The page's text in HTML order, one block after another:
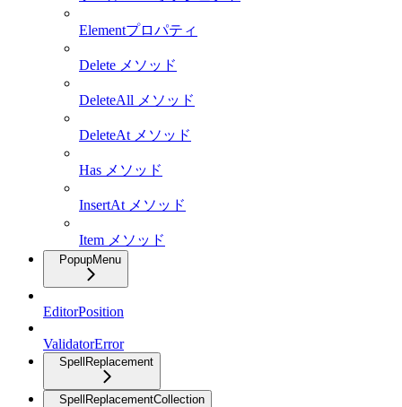
Elementプロパティ
Delete メソッド
DeleteAll メソッド
DeleteAt メソッド
Has メソッド
InsertAt メソッド
Item メソッド
PopupMenu
EditorPosition
ValidatorError
SpellReplacement
SpellReplacementCollection